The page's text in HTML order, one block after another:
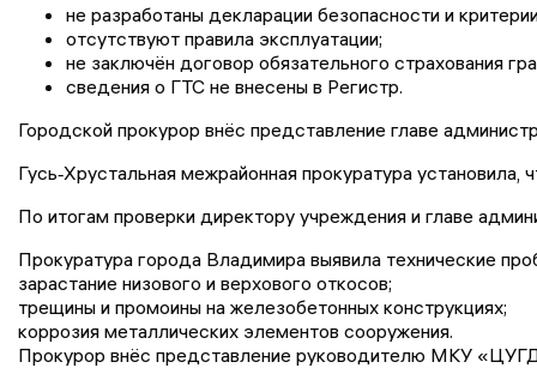
не разработаны декларации безопасности и
отсутствуют правила эксплуатации;
не заключён договор обязательного страхования
сведения о ГТС не внесены в Регистр.
Городской прокурор внёс представление главе
Гусь‑Хрустальная межрайонная прокуратура
По итогам проверки директору учреждения и главе
Прокуратура города Владимира выявила технические
зарастание низового и верхового откосов;
трещины и промоины на железобетонных конструкциях;
коррозия металлических элементов сооружения.
Прокурор внёс представление руководителю МКУ